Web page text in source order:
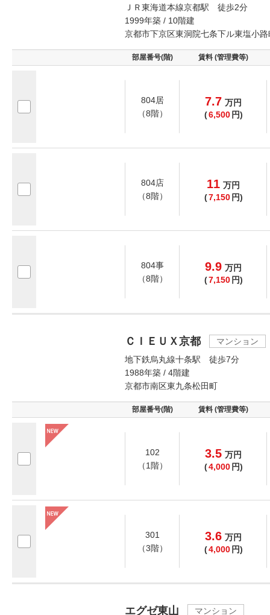
ＪＲ東海道本線京都駅 徒歩2分
1999年築 / 10階建
京都市下京区東洞院七条下ル東塩小路
部屋番号(階) 賃料 (管理費等)
804居
（8階）
7.7 万円
(6,500 円)
804店
（8階）
11 万円
(7,150 円)
804事
（8階）
9.9 万円
(7,150 円)
ＣＩＥＵＸ京都
マンション
地下鉄烏丸線十条駅 徒歩7分
1988年築 / 4階建
京都市南区東九条松田町
部屋番号(階) 賃料 (管理費等)
102
（1階）
3.5 万円
(4,000 円)
301
（3階）
3.6 万円
(4,000 円)
エグゼ東山 マンション